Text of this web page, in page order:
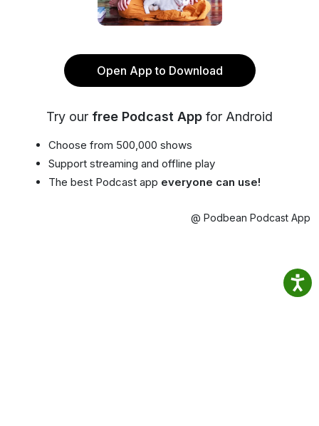
Open App to Download
Try our free Podcast App for Android
Choose from 500,000 shows
Support streaming and offline play
The best Podcast app everyone can use!
@ Podbean Podcast App